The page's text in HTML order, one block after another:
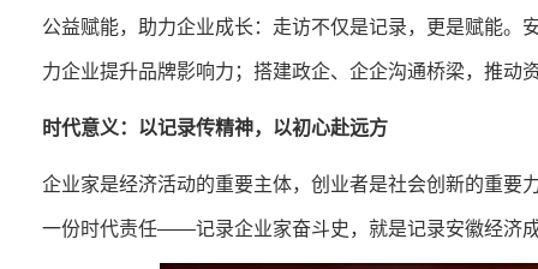
公益赋能，助力企业成长：走访不仅是记录，更是赋能。
力企业提升品牌影响力；搭建政企、企企沟通桥梁，推动
时代意义：以记录传精神，以初心赴远方
企业家是经济活动的重要主体，创业者是社会创新的重要
一份时代责任——记录企业家奋斗史，就是记录安徽经济